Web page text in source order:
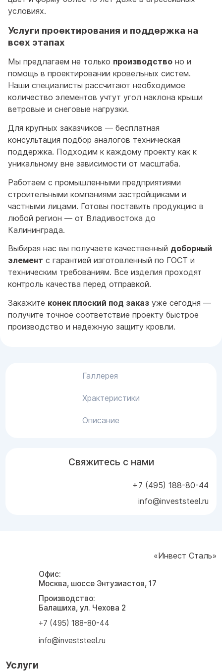
условиях.
Услуги проектирования и поддержка на
всех этапах
Мы предлагаем не только производство но и
помощь в проектировании кровельных систем.
Наши специалисты рассчитают необходимое
количество элементов учтут угол наклона крыши
ветровые и снеговые нагрузки.
Для крупных заказчиков — бесплатная
консультация подбор аналогов техническая
поддержка. Подходим к каждому проекту как к
уникальному вне зависимости от масштаба.
Работаем с промышленными предприятиями
строительными компаниями застройщиками и
частными лицами. Готовы поставить продукцию в
любой регион — от Владивостока до
Калининграда.
Выбирая нас вы получаете качественный доборный
элемент с гарантией изготовленный по ГОСТ и
техническим требованиям. Все изделия проходят
контроль качества перед отправкой.
Закажите конек плоский под заказ уже сегодня —
получите точное соответствие проекту быстрое
производство и надежную защиту кровли.
Галлерея
Храктеристики
Описание
Свяжитесь с нами
+7 (495) 188-80-44
info@investsteel.ru
«Инвест Сталь»
Офис:
Москва, шоссе Энтузиастов, 17
Производство:
Балашиха, ул. Чехова 2
+7 (495) 188-80-44
info@investsteel.ru
Услуги